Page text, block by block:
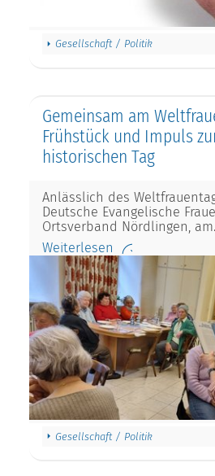
Gesellschaft / Politik
Gemeinsam am
Frühstück und Impuls
historischen Tag
Anlässlich des
Deutsche Evangelische
Ortsverband Nördlingen,
Weiterlesen
Gesellschaft / Politik